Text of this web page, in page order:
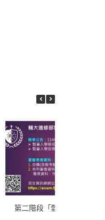
第二階段「甄審登記」招生